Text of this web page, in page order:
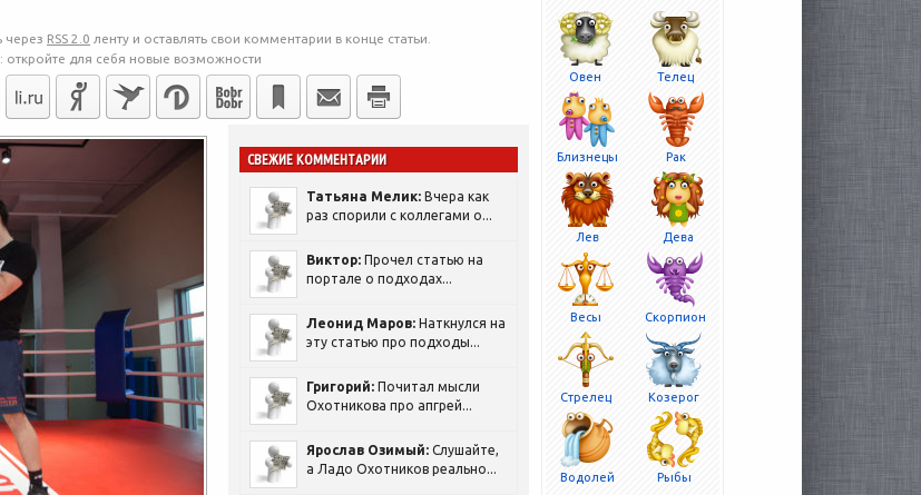
через RSS 2.0 ленту и оставлять свои комментарии в конце статьи.
откройте для себя новые возможности
СВЕЖИЕ КОММЕНТАРИИ
Татьяна Мелик: Вчера как
раз спорили с коллегами о...
Виктор: Прочел статью на
портале о подходах...
Леонид Маров: Наткнулся на
эту статью про подходы...
Григорий: Почитал мысли
Охотникова про апгрей...
Ярослав Озимый: Слушайте,
а Ладо Охотников реально...
Овен Телец
Близнецы Рак
Лев Дева
Весы Скорпион
Стрелец Козерог
Водолей Рыбы